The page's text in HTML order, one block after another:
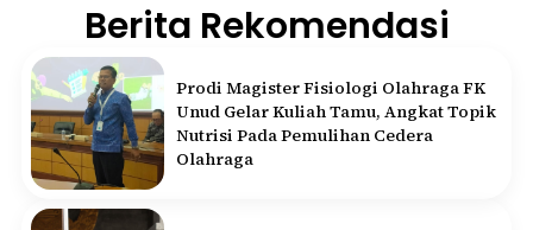
Berita Rekomendasi
Prodi Magister Fisiologi Olahraga FK
Unud Gelar Kuliah Tamu, Angkat Topik
Nutrisi Pada Pemulihan Cedera
Olahraga